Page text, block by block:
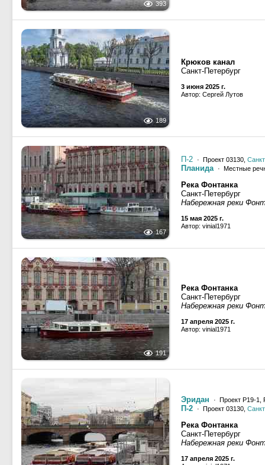
393
189
Крюков канал
Санкт-Петербург
3 июня 2025 г.
Автор: Сергей Лутов
167
П-2 · Проект 03130,
Планида · Местные
Река Фонтанка
Санкт-Петербург
Набережная реки
15 мая 2025 г.
Автор: vinial1971
191
Река Фонтанка
Санкт-Петербург
Набережная реки
17 апреля 2025 г.
Автор: vinial1971
Эридан · Проект Р19-1,
П-2 · Проект 03130,
Река Фонтанка
Санкт-Петербург
Набережная реки
17 апреля 2025 г.